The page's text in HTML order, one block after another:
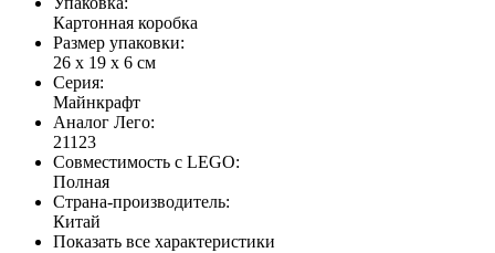
Картонная коробка
Размер упаковки:
26 х 19 х 6 см
Серия:
Майнкрафт
Аналог Лего:
21123
Совместимость с LEGO:
Полная
Страна-производитель:
Китай
Показать все характеристики